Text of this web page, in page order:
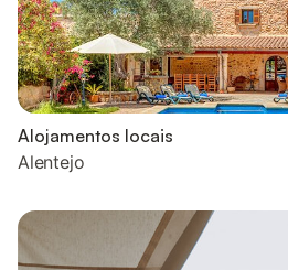
Alojamentos locais
Alentejo